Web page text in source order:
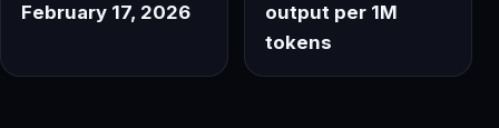
February 17, 2026
output per 1M
tokens